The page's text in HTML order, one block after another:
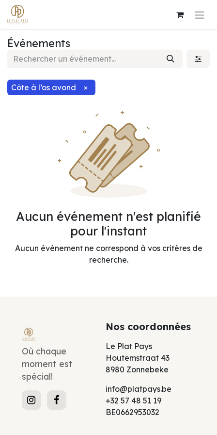
Événements
Côte à l’os avond ×
Aucun événement n'est planifié
pour l'instant
Aucun événement ne correspond à vos critères de
recherche.
Où chaque
moment est
spécial!
Nos coordonnées
Le Plat Pays
Houtemstraat 43
8980 Zonnebeke
info@platpays.be
+32 57 48 51 19
BE0662953032